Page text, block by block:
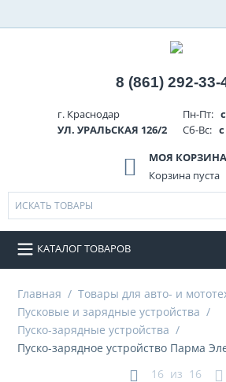
8 (861) 292-33-
г. Краснодар
УЛ. УРАЛЬСКАЯ 126/2
Пн-Пт:
Сб-Вс:
МОЯ КОРЗИНА
Корзина пуста
КАТАЛОГ ТОВАРОВ
Главная / Товары для авто- и
Пусковые и зарядные устройства /
Пуско-зарядные устройства /
Пуско-зарядное устройство Парма
16 из 16